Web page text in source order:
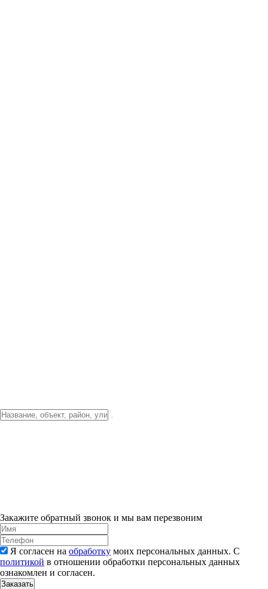
Закажите обратный звонок и мы вам перезвоним
Я согласен на обработку моих персональных данных. С
политикой в отношении обработки персональных данных
ознакомлен и согласен.
Заказать